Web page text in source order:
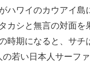
ハワイのカウアイ
カシと無言の対面
時期になると、サ
若い日本人サーフ